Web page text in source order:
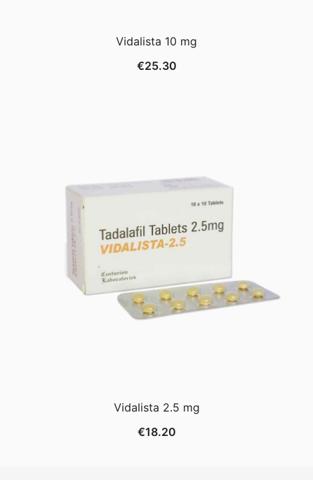
Vidalista 10 mg
€25.30
Vidalista 2.5 mg
€18.20